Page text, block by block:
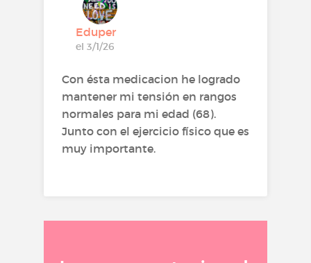
Eduper
el 3/1/26
Con ésta medicacion he logrado
mantener mi tensión en rangos
normales para mi edad (68).
Junto con el ejercicio físico que es
muy importante.